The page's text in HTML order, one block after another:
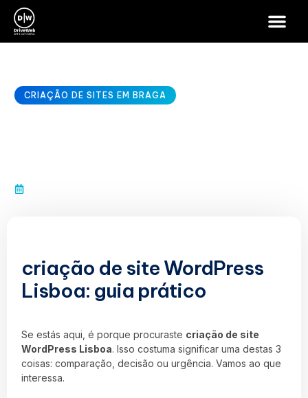
CRIAÇÃO DE SITES EM BRAGA
criação de site WordPress
Lisboa: guia prático
Se estás aqui, é porque procuraste criação de site
WordPress Lisboa. Isso costuma significar uma destas 3
coisas: comparação, decisão ou urgência. Vamos ao que
interessa.